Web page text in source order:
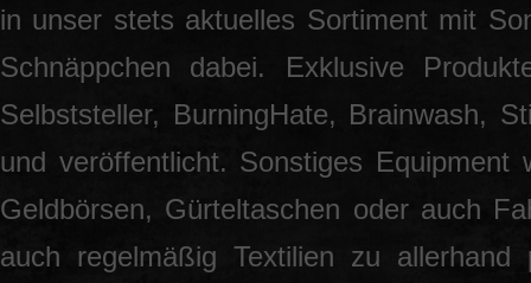
in unser stets aktuelles Sortiment mit
Schnäppchen dabei. Exklusive
Selbststeller, BurningHate, Brainwash,
und veröffentlicht. Sonstiges Equipment
Geldbörsen, Gürteltaschen oder auch
auch regelmäßig Textilien zu allerhand